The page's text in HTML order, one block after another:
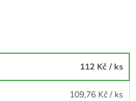
112 Kč / ks
109,76 Kč / ks